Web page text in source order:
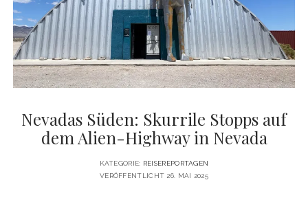
Nevadas Süden: Skurrile Stopps auf
dem Alien-Highway in Nevada
KATEGORIE: REISEREPORTAGEN
VERÖFFENTLICHT 26. MAI 2025